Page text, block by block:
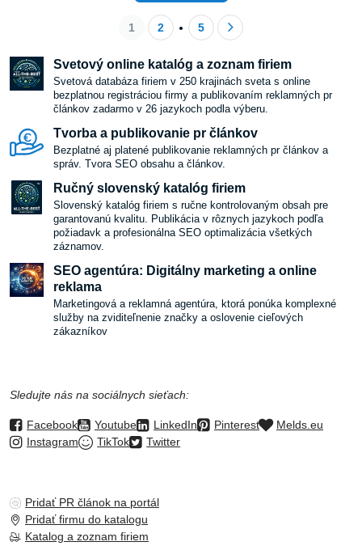
1 2 5
Svetový online katalóg a zoznam firiem
Svetová databáza firiem v 250 krajinách sveta s online
bezplatnou registráciou firmy a publikovaním reklamných pr
článkov zadarmo v 26 jazykoch podla výberu.
Tvorba a publikovanie pr článkov
Bezplatné aj platené publikovanie reklamných pr článkov a
správ. Tvora SEO obsahu a článkov.
Ručný slovenský katalóg firiem
Slovenský katalóg firiem s ručne kontrolovaným obsah pre
garantovanú kvalitu. Publikácia v rôznych jazykoch podľa
požiadavk a profesionálna SEO optimalizácia všetkých
záznamov.
SEO agentúra: Digitálny marketing a online
reklama
Marketingová a reklamná agentúra, ktorá ponúka komplexné
služby na zviditeľnenie značky a oslovenie cieľových
zákazníkov
Sledujte nás na sociálnych sieťach:
Facebook Youtube LinkedIn Pinterest
Melds.eu
Instagram
TikTok Twitter
Pridať PR článok na portál
Pridať firmu do katalogu
Katalog a zoznam firiem